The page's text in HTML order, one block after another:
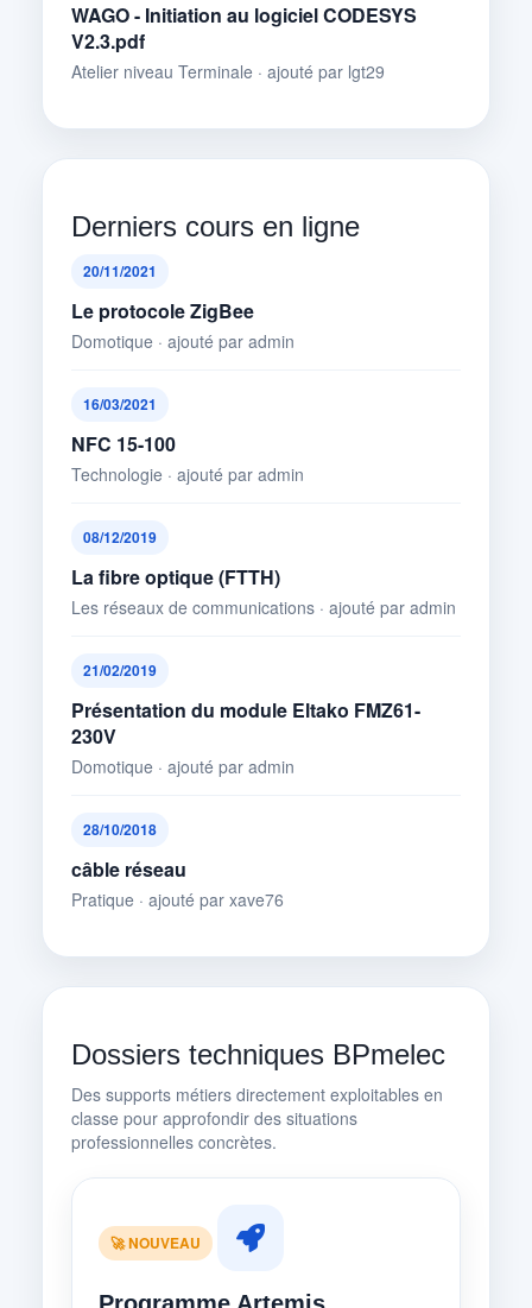
WAGO - Initiation au logiciel CODESYS
V2.3.pdf
Atelier niveau Terminale · ajouté par lgt29
Derniers cours en ligne
20/11/2021
Le protocole ZigBee
Domotique · ajouté par admin
16/03/2021
NFC 15-100
Technologie · ajouté par admin
08/12/2019
La fibre optique (FTTH)
Les réseaux de communications · ajouté par admin
21/02/2019
Présentation du module Eltako FMZ61-
230V
Domotique · ajouté par admin
28/10/2018
câble réseau
Pratique · ajouté par xave76
Dossiers techniques BPmelec
Des supports métiers directement exploitables en
classe pour approfondir des situations
professionnelles concrètes.
🚀 NOUVEAU